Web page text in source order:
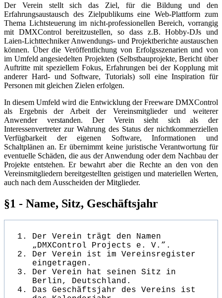
Der Verein stellt sich das Ziel, für die Bildung und den
Erfahrungsaustausch des Zielpublikums eine Web-Plattform zum
Thema Lichtsteuerung im nicht-professionellen Bereich, vorrangig
mit DMXControl bereitzustellen, so dass z.B. Hobby-DJs und
Laien-Lichttechniker Anwendungs- und Projektberichte austauschen
können. Über die Veröffentlichung von Erfolgsszenarien und von
im Umfeld angesiedelten Projekten (Selbstbauprojekte, Bericht über
Auftritte mit speziellem Fokus, Erfahrungen bei der Kopplung mit
anderer Hard- und Software, Tutorials) soll eine Inspiration für
Personen mit gleichen Zielen erfolgen.
In diesem Umfeld wird die Entwicklung der Freeware DMXControl
als Ergebnis der Arbeit der Vereinsmitglieder und weiterer
Anwender verstanden. Der Verein sieht sich als der
Interessenvertreter zur Wahrung des Status der nichtkommerziellen
Verfügbarkeit der eigenen Software, Informationen und
Schaltplänen an. Er übernimmt keine juristische Verantwortung für
eventuelle Schäden, die aus der Anwendung oder dem Nachbau der
Projekte entstehen. Er bewahrt aber die Rechte an den von den
Vereinsmitgliedern bereitgestellten geistigen und materiellen Werten,
auch nach dem Ausscheiden der Mitglieder.
§1 - Name, Sitz, Geschäftsjahr
Der Verein trägt den Namen
„DMXControl Projects e. V.”.
Der Verein ist im Vereinsregister
eingetragen.
Der Verein hat seinen Sitz in
Berlin, Deutschland.
Das Geschäftsjahr des Vereins ist